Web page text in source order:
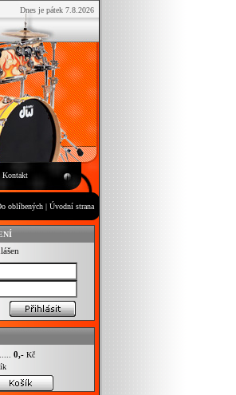
Dnes je pátek 7.8.2026
Kontakt
oblíbených | Úvodní strana
0,- Kč